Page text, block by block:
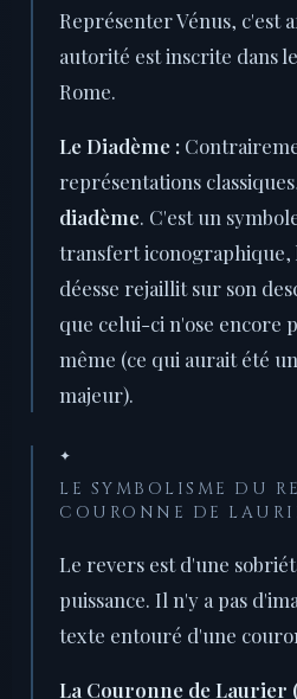
Représenter Vénus, c'est
autorité est inscrite dans
Rome.
Le Diadème :
représentations
diadème. C'est un
transfert iconographique,
déesse rejaillit sur son
que celui-ci n'ose encore
même (ce qui aurait été
majeur).
✦
LE SYMBOLISME DU
COURONNE DE
Le revers est d'une
puissance. Il n'y a pas
texte entouré d'une
La Couronne de Laurier